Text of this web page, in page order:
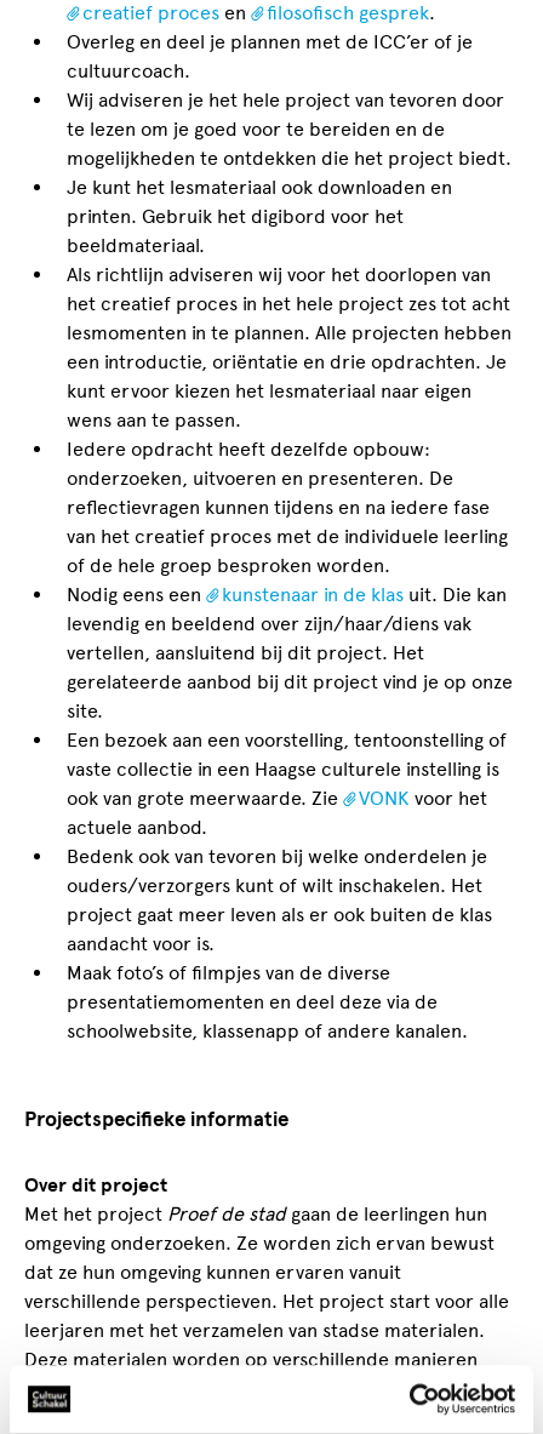
creatief proces en filosofisch gesprek.
Overleg en deel je plannen met de ICC’er of je
cultuurcoach.
Wij adviseren je het hele project van tevoren door
te lezen om je goed voor te bereiden en de
mogelijkheden te ontdekken die het project biedt.
Je kunt het lesmateriaal ook downloaden en
printen. Gebruik het digibord voor het
beeldmateriaal.
Als richtlijn adviseren wij voor het doorlopen van
het creatief proces in het hele project zes tot acht
lesmomenten in te plannen. Alle projecten hebben
een introductie, oriëntatie en drie opdrachten. Je
kunt ervoor kiezen het lesmateriaal naar eigen
wens aan te passen.
Iedere opdracht heeft dezelfde opbouw:
onderzoeken, uitvoeren en presenteren. De
reflectievragen kunnen tijdens en na iedere fase
van het creatief proces met de individuele leerling
of de hele groep besproken worden.
Nodig eens een
kunstenaar in de klas uit. Die kan
levendig en beeldend over zijn/haar/diens vak
vertellen, aansluitend bij dit project. Het
gerelateerde aanbod bij dit project vind je op onze
site.
Een bezoek aan een voorstelling, tentoonstelling of
vaste collectie in een Haagse culturele instelling is
ook van grote meerwaarde. Zie
VONK voor het
actuele aanbod.
Bedenk ook van tevoren bij welke onderdelen je
ouders/verzorgers kunt of wilt inschakelen. Het
project gaat meer leven als er ook buiten de klas
aandacht voor is.
Maak foto’s of filmpjes van de diverse
presentatiemomenten en deel deze via de
schoolwebsite, klassenapp of andere kanalen.
Projectspecifieke informatie
Over dit project
Met het project Proef de stadgaan de leerlingen hun
omgeving onderzoeken. Ze worden zich ervan bewust
dat ze hun omgeving kunnen ervaren vanuit
verschillende perspectieven. Het project start voor alle
leerjaren met het verzamelen van stadse materialen.
Deze materialen worden op verschillende manieren
ingezet in het project. Het uitgangspunt in dit project
voor de groepen 5 en 6 is het zintuig 'smaak'. De